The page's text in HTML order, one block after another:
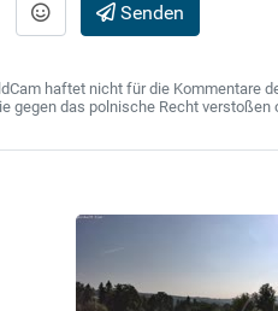
Senden
haftet nicht für die Kommentare
gegen das polnische Recht